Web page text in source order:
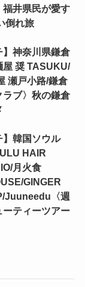
福井県民が愛す
倒れ旅
】神奈川県鎌倉
屋 奨 TASUKU/
瀬戸小路/鎌倉
ブ〉秋の鎌倉
】韓国ソウル
HAIR
月火食
GINGER
Juuneedu〈週
ティーツアー